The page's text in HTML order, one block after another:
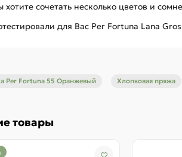
хотите сочетать несколько цветов и
для Вас Per Fortuna Lana
Per Fortuna 55 Оранжевый Хлопковая пряжа
товары